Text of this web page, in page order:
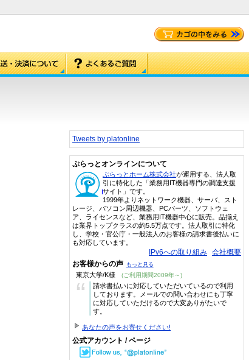
Tweets by platonline
ぷらっとオンラインについて
ぷらっとホーム株式会社が運用する、法人取
引に特化した「業務用IT機器専門の調達支援
サイト」です。
1999年よりネットワーク機器、サーバ、スト
レージ、パソコン周辺機器、PCパーツ、ソフトウェ
ア、ライセンスなど、業務用IT機器中心に販売。品揃え
は業界トップクラスの約5.5万点です。法人取引に特化
し、学校・官公庁・一般法人のお客様の請求書後払いに
も対応しています。
IPv6への取り組み 会社概要
お客様からの声 もっと見る
東京大学/K様 (ご利用期間2009年～)
“
請求書払いに対応していただいているので利用
しております。メールでの問い合わせにも丁寧
に対応していただけるので大変ありがたいで
す。
あなたの声をお寄せください!
公式アカウント / ページ